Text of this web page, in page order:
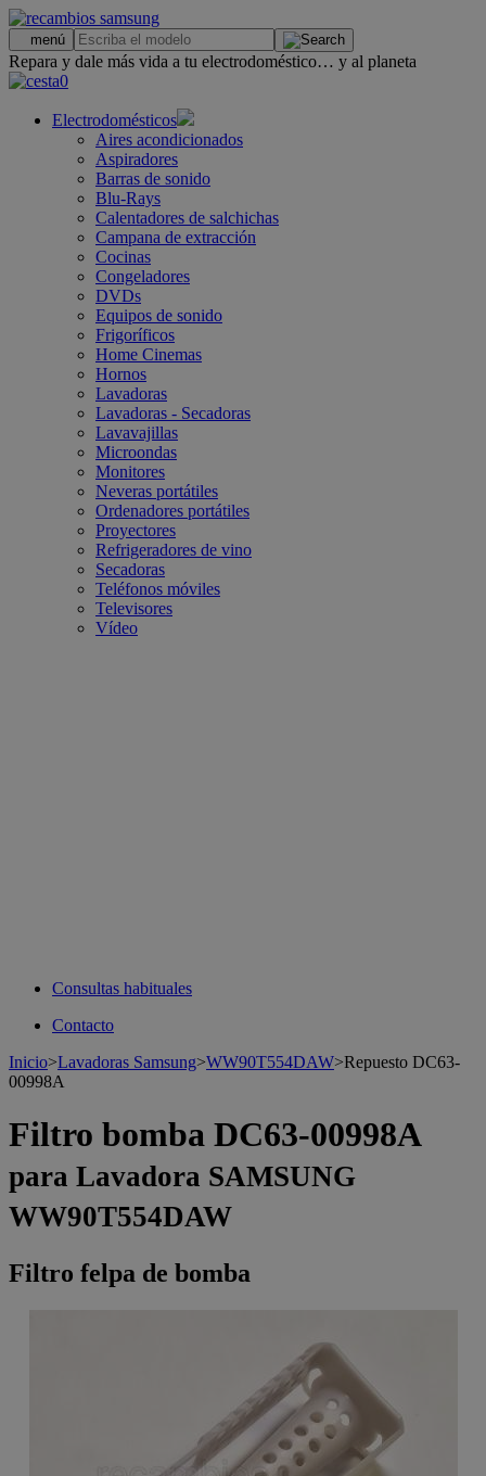
menú
Repara y dale más vida a tu electrodoméstico… y al planeta
0
Electrodomésticos
Aires acondicionados
Aspiradores
Barras de sonido
Blu-Rays
Calentadores de salchichas
Campana de extracción
Cocinas
Congeladores
DVDs
Equipos de sonido
Frigoríficos
Home Cinemas
Hornos
Lavadoras
Lavadoras - Secadoras
Lavavajillas
Microondas
Monitores
Neveras portátiles
Ordenadores portátiles
Proyectores
Refrigeradores de vino
Secadoras
Teléfonos móviles
Televisores
Vídeo
Consultas habituales
Contacto
Inicio>Lavadoras Samsung>WW90T554DAW>Repuesto DC63-
00998A
Filtro bomba DC63-00998A
para Lavadora SAMSUNG
WW90T554DAW
Filtro felpa de bomba